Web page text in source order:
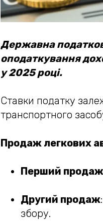
Державна
оподаткування
у 2025 році.
Ставки податку
транспортного
Продаж легкових
Перший продаж
Другий продаж
збору.